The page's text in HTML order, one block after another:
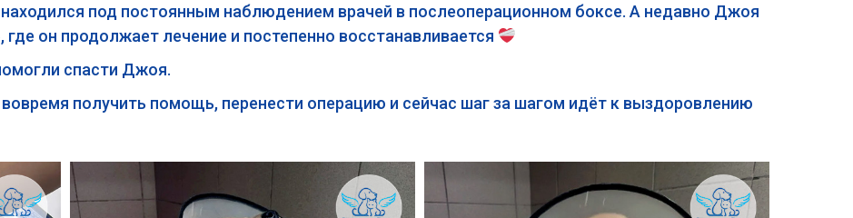
под постоянным наблюдением врачей в послеоперационном боксе. А недавно Джоя
где он продолжает лечение и постепенно восстанавливается
спасти Джоя.
получить помощь, перенести операцию и сейчас шаг за шагом идёт к выздоровлению